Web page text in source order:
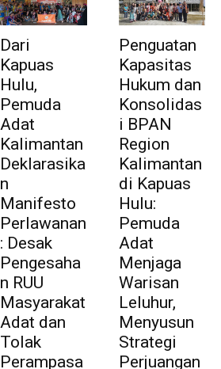
Dari
Kapuas
Hulu,
Pemuda
Adat
Kalimantan
Deklarasika
n
Manifesto
Perlawanan
: Desak
Pengesaha
n RUU
Masyarakat
Adat dan
Tolak
Perampasa
Penguatan
Kapasitas
Hukum dan
Konsolidas
i BPAN
Region
Kalimantan
di Kapuas
Hulu:
Pemuda
Adat
Menjaga
Warisan
Leluhur,
Menyusun
Strategi
Perjuangan